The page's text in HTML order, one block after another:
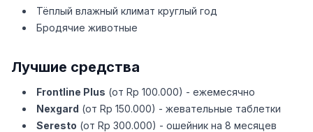
Тёплый влажный климат круглый год
Бродячие животные
Лучшие средства
Frontline Plus (от Rp 100.000) - ежемесячно
Nexgard (от Rp 150.000) - жевательные таблетки
Seresto (от Rp 300.000) - ошейник на 8 месяцев